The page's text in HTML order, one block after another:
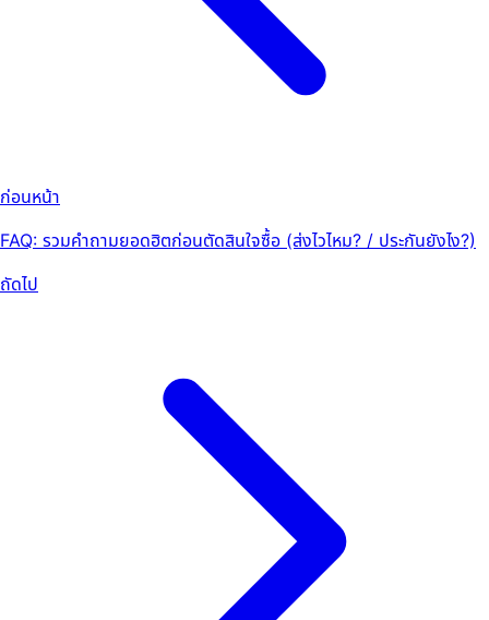
ก่อนหน้า
FAQ: รวมคำถามยอดฮิตก่อนตัดสินใจซื้อ (ส่งไวไหม? / ประกันยังไง?)
ถัดไป